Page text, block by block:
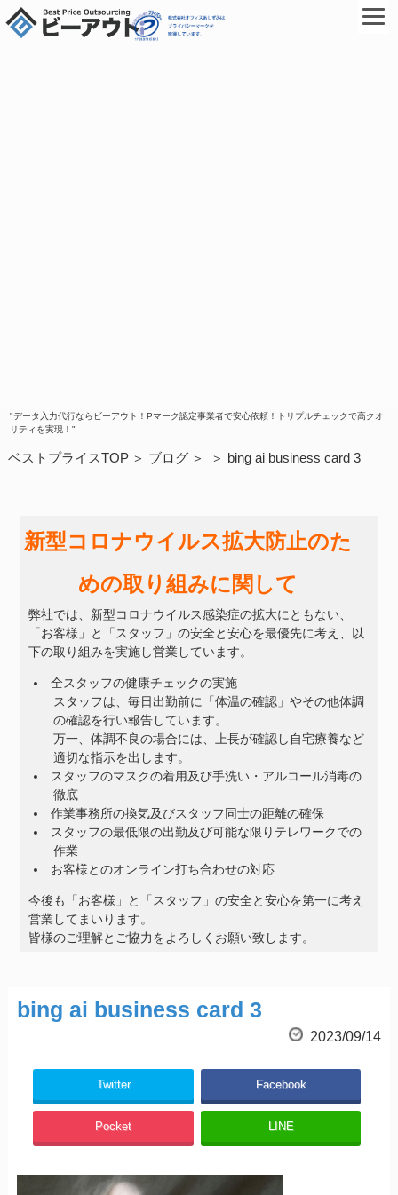
"データ入力代行ならビーアウト！Pマーク認定事業者で安心依頼！トリプルチェックで高クオ
リティを実現！"
ベストプライスTOP ブログ bing ai business card 3
新型コロナウイルス拡大防止のた
めの取り組みに関して
弊社では、新型コロナウイルス感染症の拡大にともない、
「お客様」と「スタッフ」の安全と安心を最優先に考え、以
下の取り組みを実施し営業しています。
全スタッフの健康チェックの実施
スタッフは、毎日出勤前に「体温の確認」やその他体調
の確認を行い報告しています。
万一、体調不良の場合には、上長が確認し自宅療養など
適切な指示を出します。
スタッフのマスクの着用及び手洗い・アルコール消毒の
徹底
作業事務所の換気及びスタッフ同士の距離の確保
スタッフの最低限の出勤及び可能な限りテレワークでの
作業
お客様とのオンライン打ち合わせの対応
今後も「お客様」と「スタッフ」の安全と安心を第一に考え
営業してまいります。
皆様のご理解とご協力をよろしくお願い致します。
bing ai business card 3
2023/09/14
Twitter Facebook
Pocket LINE